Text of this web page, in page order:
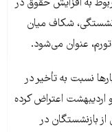
به افزایش حقوق در
شکاف میان
عنوان می‌شود.
نسبت به تأخیر در
اعتراض کرده‌
از بازنشستگان در